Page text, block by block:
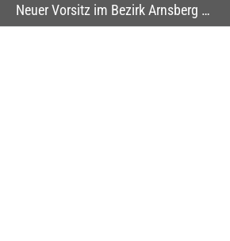
Neuer Vorsitz im Bezirk Arnsberg …